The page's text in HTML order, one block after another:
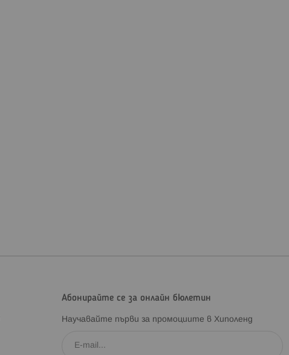
Абонирайте се за онлайн бюлетин
Научавайте първи за промоциите в Хиполенд